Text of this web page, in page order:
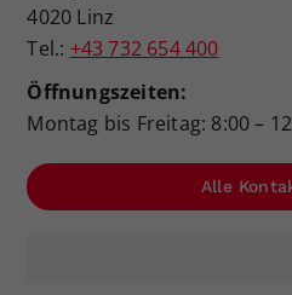
4020 Linz
Tel.: +43 732 654 400
Öffnungszeiten:
Montag bis Freitag: 8:00 –
Alle